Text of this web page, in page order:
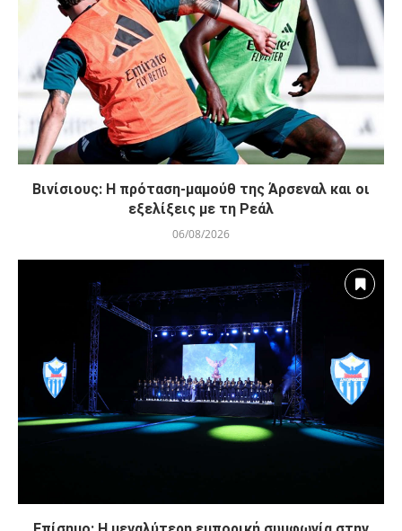
Βινίσιους: Η πρόταση-μαμούθ της Άρσεναλ και οι
εξελίξεις με τη Ρεάλ
06/08/2026